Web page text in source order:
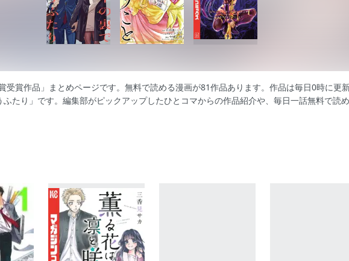
賞作品」まとめページです。無料で読める漫画が81作品あります。作品は毎日0時に更
たり」です。編集部がピックアップしたひとコマからの作品紹介や、毎日一話無料で読